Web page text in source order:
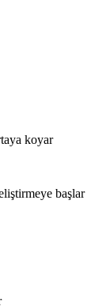
koyar
başlar